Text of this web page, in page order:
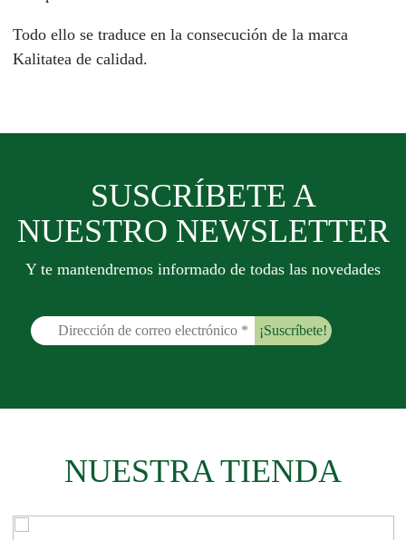
Todo ello se traduce en la consecución de la marca
Kalitatea de calidad.
SUSCRÍBETE A
NUESTRO NEWSLETTER
Y te mantendremos informado de todas las novedades
NUESTRA TIENDA